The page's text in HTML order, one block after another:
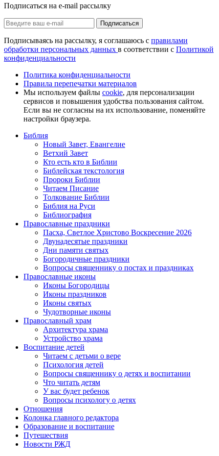
Подписаться на e-mail рассылку
Подписаться
Подписываясь на рассылку, я соглашаюсь с правилами
обработки персональных данных в соответствии с Политикой
конфиденциальности
Политика конфиденциальности
Правила перепечатки материалов
Мы используем файлы cookie, для персонализации
сервисов и повышения удобства пользования сайтом.
Если вы не согласны на их использование, поменяйте
настройки браузера.
Библия
Новый Завет, Евангелие
Ветхий Завет
Кто есть кто в Библии
Библейская текстология
Пророки Библии
Читаем Писание
Толкование Библии
Библия на Руси
Библиография
Православные праздники
Пасха, Светлое Христово Воскресение 2026
Двунадесятые праздники
Дни памяти святых
Богородичные праздники
Вопросы священнику о постах и праздниках
Православные иконы
Иконы Богородицы
Иконы праздников
Иконы святых
Чудотворные иконы
Православный храм
Архитектура храма
Устройство храма
Воспитание детей
Читаем с детьми о вере
Психология детей
Вопросы священнику о детях и воспитании
Что читать детям
У вас будет ребенок
Вопросы психологу о детях
Отношения
Колонка главного редактора
Образование и воспитание
Путешествия
Новости РЖД